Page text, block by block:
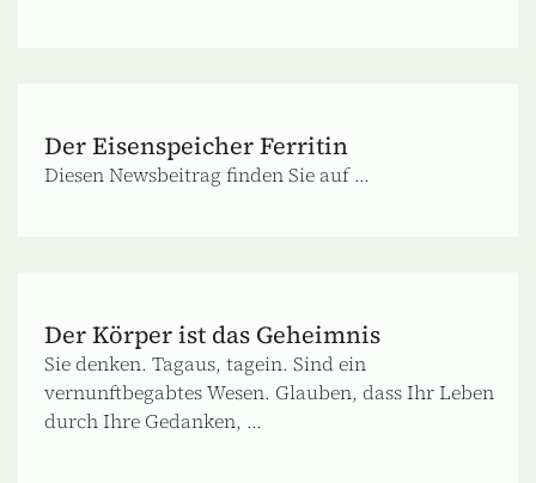
Der Eisenspeicher Ferritin
Diesen Newsbeitrag finden Sie auf ...
Der Körper ist das Geheimnis
Sie denken. Tagaus, tagein. Sind ein
vernunftbegabtes Wesen. Glauben, dass Ihr Leben
durch Ihre Gedanken, ...